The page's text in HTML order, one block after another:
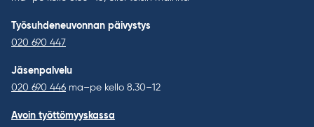
Työsuhdeneuvonnan päivystys
020 690 447
Jäsenpalvelu
020 690 446 ma–pe kello 8.30–12
Avoin työttömyyskassa